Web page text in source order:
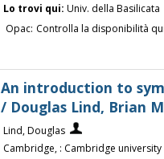
Lo trovi qui: Univ. della Basilicata
Opac: Controlla la disponibilità
An introduction to
/ Douglas Lind, Brian
Lind, Douglas
Cambridge, : Cambridge